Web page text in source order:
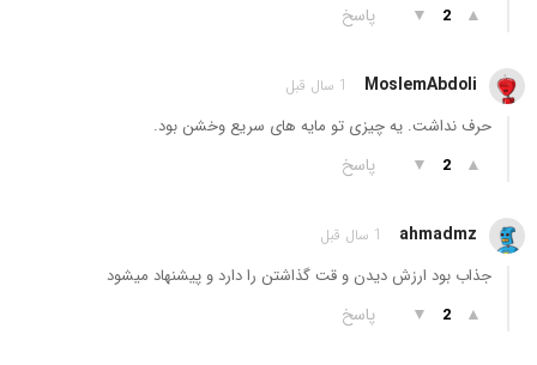
▲
2
▼ پاسخ
MoslemAbdoli 1 سال قبل
حرف نداشت. یه چیزی تو مایه های سریع وخشن بود.
▲
2
▼ پاسخ
ahmadmz 1 سال قبل
جذاب بود ارزش دیدن و قت گذاشتن را دارد و پیشنهاد میشود
▲
2
▼ پاسخ